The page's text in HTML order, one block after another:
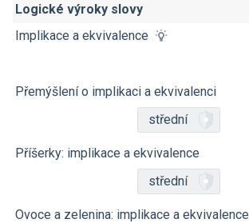
Logické výroky slovy
Implikace a ekvivalence
Přemýšlení o implikaci a ekvivalenci
střední
Příšerky: implikace a ekvivalence
střední
Ovoce a zelenina: implikace a ekvivalence